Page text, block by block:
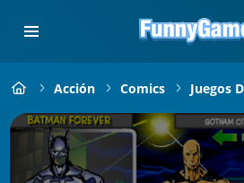
Acción Comics Juegos